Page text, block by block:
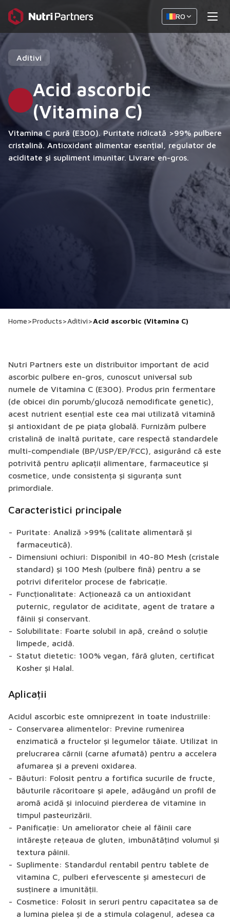
RO
Aditivi
Acid ascorbic
(Vitamina C)
Vitamina C pură (E300). Puritate ridicată >99% pulbere
cristalină. Antioxidant alimentar esențial, regulator de
aciditate și supliment imunitar. Livrare en-gros.
Home>Products>Aditivi>Acid ascorbic (Vitamina C)
Nutri Partners este un distribuitor important de acid
ascorbic pulbere en-gros , cunoscut universal sub
numele de Vitamina C (E300). Produs prin fermentare
(de obicei din porumb/glucoză nemodificate genetic),
acest nutrient esențial este cea mai utilizată vitamină
și antioxidant de pe piața globală. Furnizăm pulbere
cristalină de înaltă puritate, care respectă standardele
multi-compendiale (BP/USP/EP/FCC), asigurând că este
potrivită pentru aplicații alimentare, farmaceutice și
cosmetice, unde consistența și siguranța sunt
primordiale.
Caracteristici principale
Puritate: Analiză >99% (calitate alimentară și
farmaceutică).
Dimensiuni ochiuri: Disponibil în 40-80 Mesh (cristale
standard) și 100 Mesh (pulbere fină) pentru a se
potrivi diferitelor procese de fabricație.
Funcționalitate: Acționează ca un antioxidant
puternic, regulator de aciditate, agent de tratare a
făinii și conservant.
Solubilitate: Foarte solubil în apă, creând o soluție
limpede, acidă.
Statut dietetic: 100% vegan, fără gluten, certificat
Kosher și Halal.
Aplicații
Acidul ascorbic este omniprezent în toate industriile:
Conservarea alimentelor: Previne rumenirea
enzimatică a fructelor și legumelor tăiate. Utilizat în
prelucrarea cărnii (carne afumată) pentru a accelera
afumarea și a preveni oxidarea.
Băuturi: Folosit pentru a fortifica sucurile de fructe,
băuturile răcoritoare și apele, adăugând un profil de
aromă acidă și înlocuind pierderea de vitamine în
timpul pasteurizării.
Panificație: Un ameliorator cheie al făinii care
întărește rețeaua de gluten, îmbunătățind volumul și
textura pâinii.
Suplimente: Standardul rentabil pentru tablete de
vitamina C, pulberi efervescente și amestecuri de
susținere a imunității.
Cosmetice: Folosit în seruri pentru capacitatea sa de
a lumina pielea și de a stimula colagenul, adesea ca